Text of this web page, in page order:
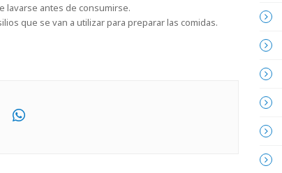
lavarse antes de consumirse.
que se van a utilizar para preparar las comidas.